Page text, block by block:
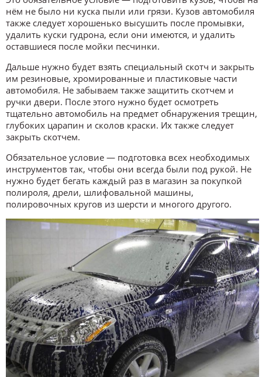
нём не было ни куска пыли или грязи. Кузов автомобиля
также следует хорошенько высушить после промывки,
удалить куски гудрона, если они имеются, и удалить
оставшиеся после мойки песчинки.
Дальше нужно будет взять специальный скотч и закрыть
им резиновые, хромированные и пластиковые части
автомобиля. Не забываем также защитить скотчем и
ручки двери. После этого нужно будет осмотреть
тщательно автомобиль на предмет обнаружения трещин,
глубоких царапин и сколов краски. Их также следует
закрыть скотчем.
Обязательное условие — подготовка всех необходимых
инструментов так, чтобы они всегда были под рукой. Не
нужно будет бегать каждый раз в магазин за покупкой
полироля, дрели, шлифовальной машины,
полировочных кругов из шерсти и многого другого.